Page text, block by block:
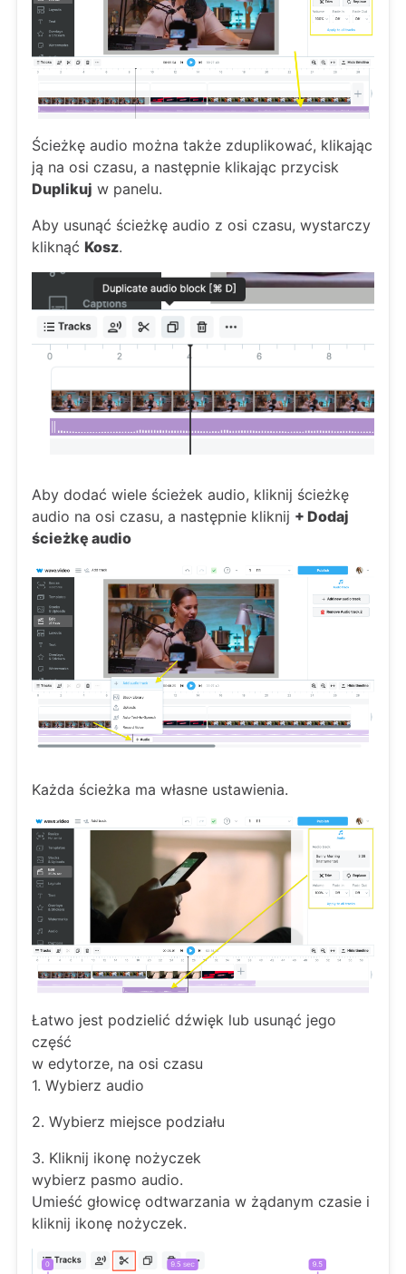
Ścieżkę audio można także zduplikować, klikając
ją na osi czasu, a następnie klikając przycisk
Duplikuj w panelu.
Aby usunąć ścieżkę audio z osi czasu, wystarczy
kliknąć Kosz.
Aby dodać wiele ścieżek audio, kliknij ścieżkę
audio na osi czasu, a następnie kliknij + Dodaj
ścieżkę audio
Każda ścieżka ma własne ustawienia.
Łatwo jest podzielić dźwięk lub usunąć jego
część
w edytorze, na osi czasu
1. Wybierz audio
2. Wybierz miejsce podziału
3. Kliknij ikonę nożyczek
wybierz pasmo audio.
Umieść głowicę odtwarzania w żądanym czasie i
kliknij ikonę nożyczek.